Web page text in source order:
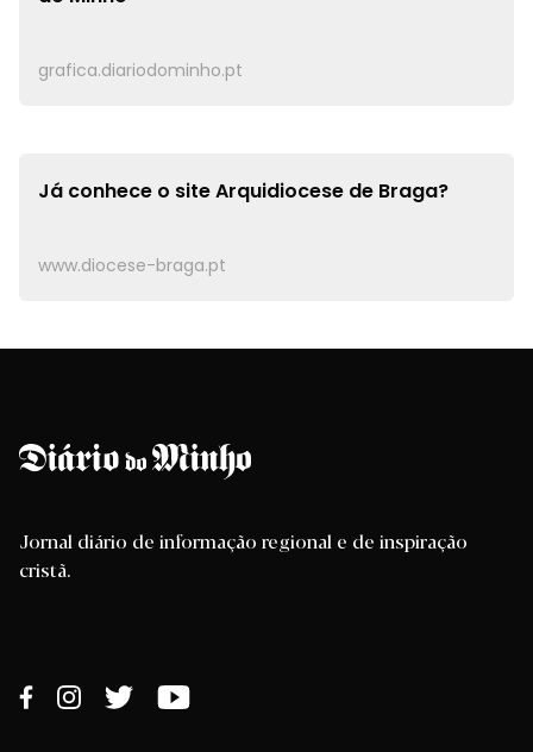
grafica.diariodominho.pt
Já conhece o siteArquidiocese de Braga?
www.diocese-braga.pt
Jornal diário de informação regional e de inspiração
cristã.